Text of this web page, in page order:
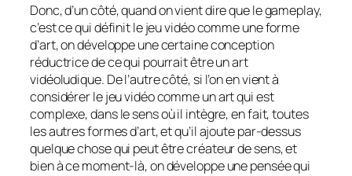
Donc, d’un côté, quand on vient dire que le gameplay,
c’est ce qui définit le jeu vidéo comme une forme
d’art, on développe une certaine conception
réductrice de ce qui pourrait être un art
vidéoludique. De l’autre côté, si l’on en vient à
considérer le jeu vidéo comme un art qui est
complexe, dans le sens où il intègre, en fait, toutes
les autres formes d’art, et qu’il ajoute par-dessus
quelque chose qui peut être créateur de sens, et
bien à ce moment-là, on développe une pensée qui